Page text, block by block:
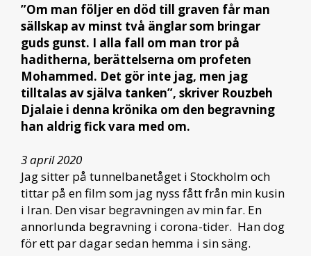
”Om man följer en död till graven får man
sällskap av minst två änglar som bringar
guds gunst. I alla fall om man tror på
haditherna, berättelserna om profeten
Mohammed. Det gör inte jag, men jag
tilltalas av själva tanken”, skriver Rouzbeh
Djalaie i denna krönika om den begravning
han aldrig fick vara med om.
3 april 2020
Jag sitter på tunnelbanetåget i Stockholm och
tittar på en film som jag nyss fått från min kusin
i Iran. Den visar begravningen av min far. En
annorlunda begravning i corona-tider. Han dog
för ett par dagar sedan hemma i sin säng.